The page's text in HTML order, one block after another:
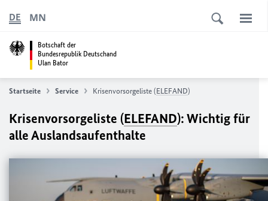
Botschaft der
Bundesrepublik Deutschand
Ulan Bator
DE MN
Startseite Service Krisenvorsorgeliste (ELEFAND)
Krisenvorsorgeliste (ELEFAND): Wichtig für
alle Auslandsaufenthalte